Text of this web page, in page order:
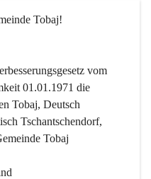
Tobaj!
vom
01.01.1971 die
Tobaj, Deutsch
Tschantschendorf,
Tobaj